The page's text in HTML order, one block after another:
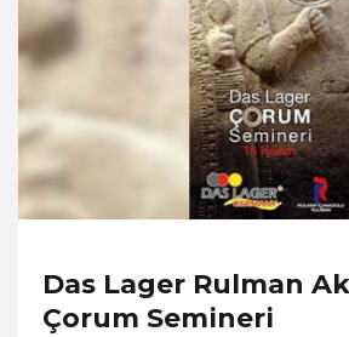
Das Lager Rulman
Çorum Semineri